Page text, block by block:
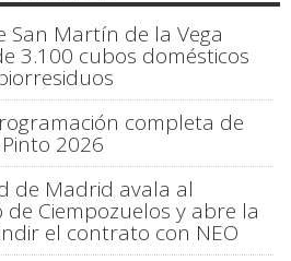
San Martín de la Vega
3.100 cubos domésticos
completa de
2026
de Madrid avala al
Ciempozuelos y abre la
el contrato con NEO